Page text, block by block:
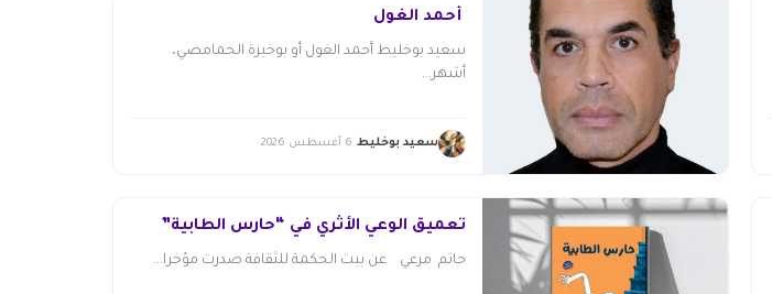
أحمد الغول
سعيد بوخليط أحمد الغول أو بوخبزة الحمامصي،
أشهر...
سعيد بوخليط 6 أغسطس 2026
تعميق الوعي الأثري في “حارس الطابية”
حاتم مرعي عن بيت الحكمة للثقافة صدرت مؤخرا...